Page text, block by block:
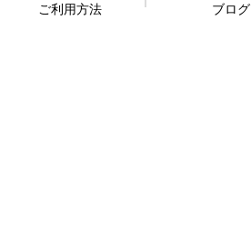
ご利用方法 ブログ